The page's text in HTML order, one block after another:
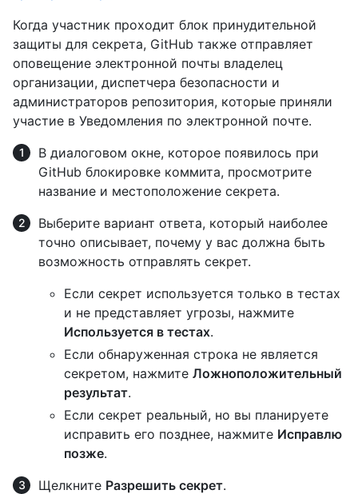
Когда участник проходит блок принудительной
защиты для секрета, GitHub также отправляет
оповещение электронной почты владелец
организации, диспетчера безопасности и
администраторов репозитория, которые приняли
участие в Уведомления по электронной почте.
В диалоговом окне, которое появилось при
GitHub блокировке коммита, просмотрите
название и местоположение секрета.
Выберите вариант ответа, который наиболее
точно описывает, почему у вас должна быть
возможность отправлять секрет.
Если секрет используется только в тестах
и не представляет угрозы, нажмите
Используется в тестах.
Если обнаруженная строка не является
секретом, нажмите Ложноположительный
результат.
Если секрет реальный, но вы планируете
исправить его позднее, нажмите Исправлю
позже.
Щелкните Разрешить секрет.